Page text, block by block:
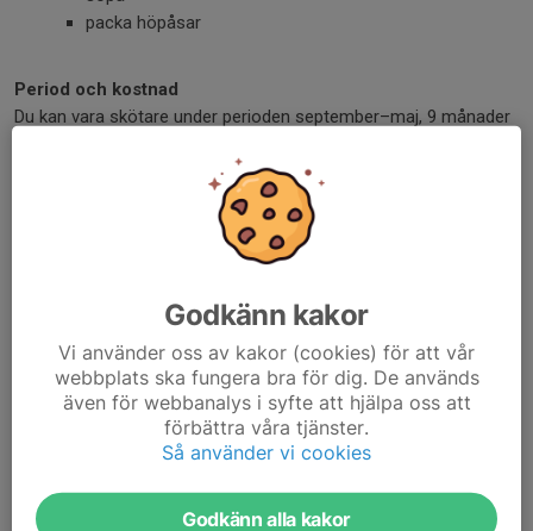
packa höpåsar
Period och kostnad
Du kan vara skötare under perioden september–maj, 9 månader
400 kr/månad – Helskötare
Du tar hand om din sköthäst varje söndag.
200 kr/månad – Halvskötare
ojämna veckor).
Vid betalning av avgiften anger du:
sköthästens namn
vilken månad betalningen gäller
Viktig information
Godkänn kakor
Vi använder oss av kakor (cookies) för att vår
webbplats ska fungera bra för dig. De används
även för webbanalys i syfte att hjälpa oss att
förbättra våra tjänster.
Så använder vi cookies
Godkänn alla kakor